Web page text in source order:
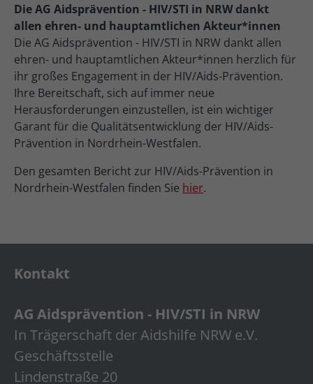
Die AG Aidsprävention - HIV/STI in NRW dankt
allen ehren- und hauptamtlichen Akteur*innen
Die AG Aidsprävention - HIV/STI in NRW dankt allen
ehren- und hauptamtlichen Akteur*innen herzlich für
ihr großes Engagement in der HIV/Aids-Prävention.
Ihre Bereitschaft, sich auf immer neue
Herausforderungen einzustellen, ist ein wichtiger
Garant für die Qualitätsentwicklung der HIV/Aids-
Prävention in Nordrhein-Westfalen.
Den gesamten Bericht zur HIV/Aids-Prävention in
Nordrhein-Westfalen finden Sie hier.
Kontakt
AG Aidsprävention - HIV/STI in NRW
In Trägerschaft der Aidshilfe NRW e.V.
Geschäftsstelle
Lindenstraße 20